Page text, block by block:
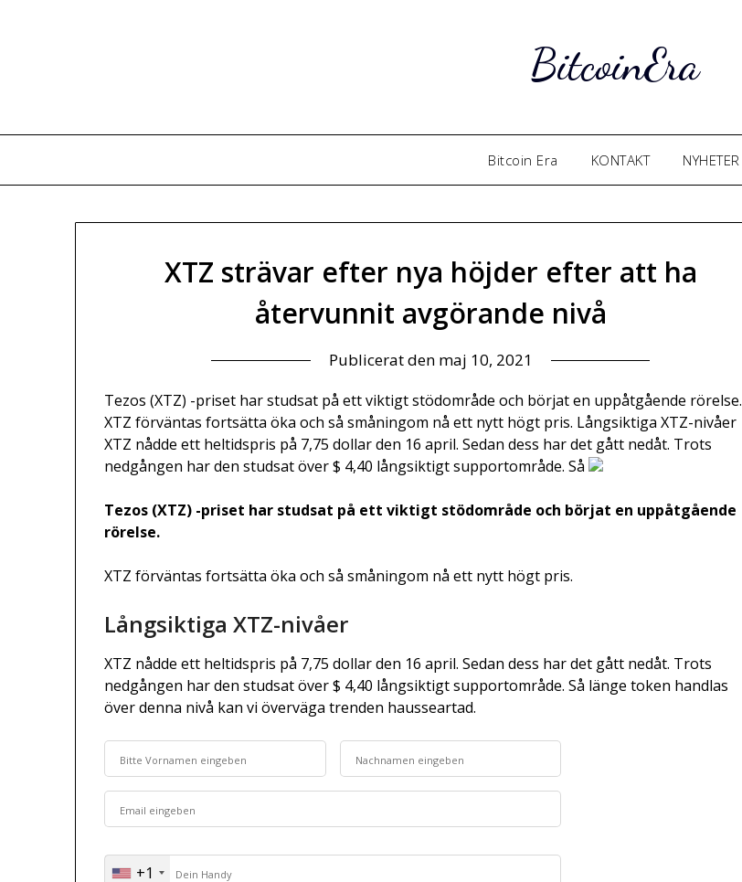
BitcoinEra
Bitcoin Era KONTAKT NYHETER
XTZ strävar efter nya höjder efter att ha
återvunnit avgörande nivå
Publicerat den maj 10, 2021
Tezos (XTZ) -priset har studsat på ett viktigt stödområde och börjat en uppåtgående rörelse.
XTZ förväntas fortsätta öka och så småningom nå ett nytt högt pris. Långsiktiga XTZ-nivåer
XTZ nådde ett heltidspris på 7,75 dollar den 16 april. Sedan dess har det gått nedåt. Trots
nedgången har den studsat över $ 4,40 långsiktigt supportområde. Så
Tezos (XTZ) -priset har studsat på ett viktigt stödområde och börjat en uppåtgående
rörelse.
XTZ förväntas fortsätta öka och så småningom nå ett nytt högt pris.
Långsiktiga XTZ-nivåer
XTZ nådde ett heltidspris på 7,75 dollar den 16 april. Sedan dess har det gått nedåt. Trots
nedgången har den studsat över $ 4,40 långsiktigt supportområde. Så länge token handlas
över denna nivå kan vi överväga trenden hausseartad.
+1